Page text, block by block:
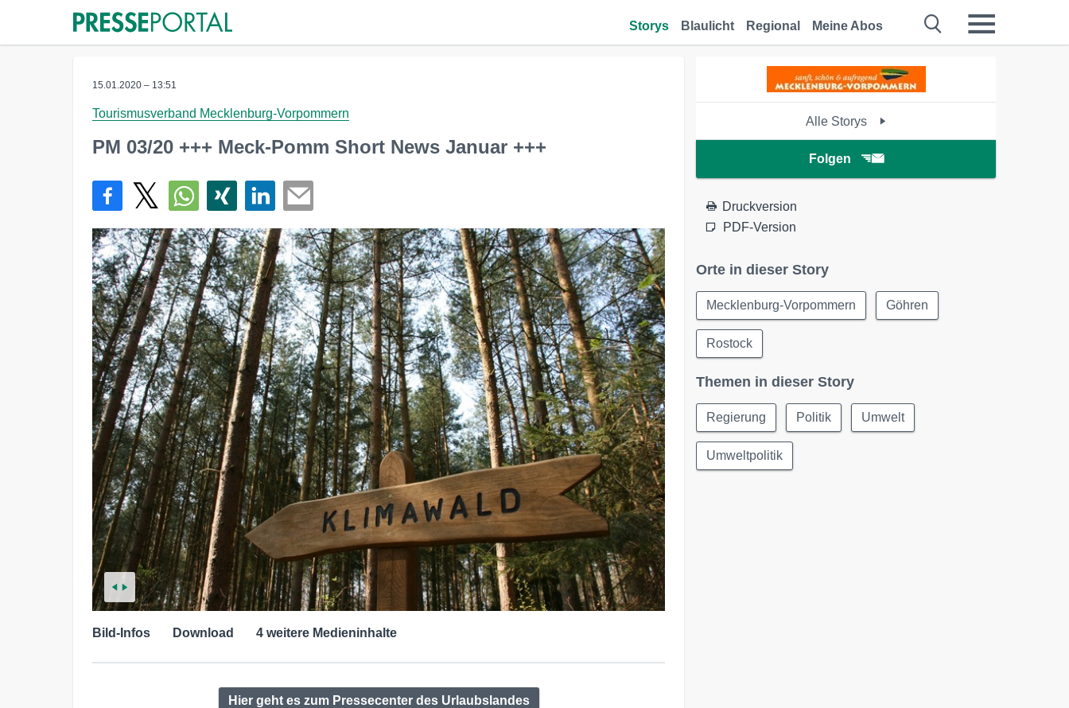
Storys Blaulicht Regional Meine Abos
15.01.2020 – 13:51
Tourismusverband Mecklenburg-Vorpommern
PM 03/20 +++ Meck-Pomm Short News Januar +++
Bild-Infos Download 4 weitere Medieninhalte
Hier geht es zum Pressecenter des Urlaubslandes
Alle Storys
Folgen
Druckversion
PDF-Version
Orte in dieser Story
Mecklenburg-Vorpommern Göhren
Rostock
Themen in dieser Story
Regierung Politik Umwelt
Umweltpolitik